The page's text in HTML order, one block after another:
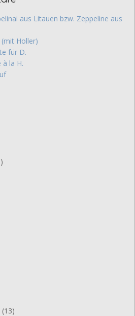
aus Litauen bzw. Zeppeline aus
Holler)
für D.
à la H.
(13)